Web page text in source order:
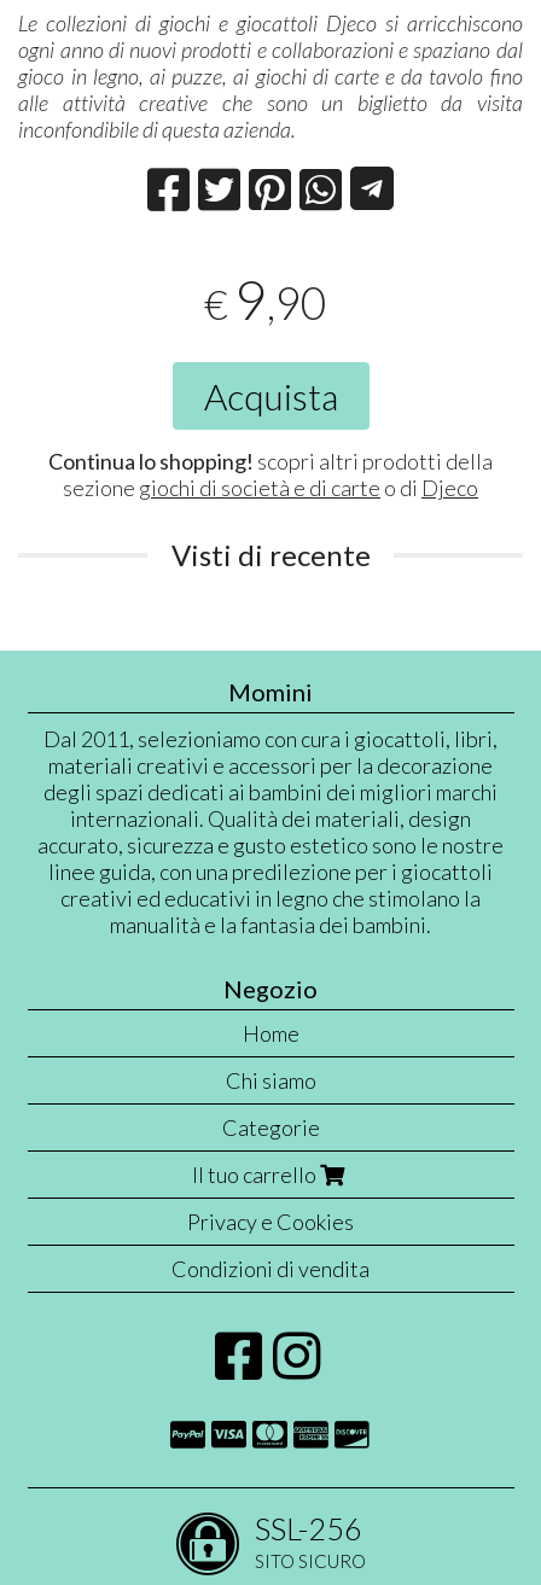
Le collezioni di giochi e giocattoli Djeco si arricchiscono
ogni anno di nuovi prodotti e collaborazioni e spaziano dal
gioco in legno, ai puzze, ai giochi di carte e da tavolo fino
alle attività creative che sono un biglietto da visita
inconfondibile di questa azienda.
€ 9,90
Acquista
Continua lo shopping! scopri altri prodotti della
sezione giochi di società e di carte o di Djeco
Visti di recente
Momini
Dal 2011, selezioniamo con cura i giocattoli, libri,
materiali creativi e accessori per la decorazione
degli spazi dedicati ai bambini dei migliori marchi
internazionali. Qualità dei materiali, design
accurato, sicurezza e gusto estetico sono le nostre
linee guida, con una predilezione per i giocattoli
creativi ed educativi in legno che stimolano la
manualità e la fantasia dei bambini.
Negozio
Home
Chi siamo
Categorie
Il tuo carrello
Privacy e Cookies
Condizioni di vendita
SSL-256
SITO SICURO